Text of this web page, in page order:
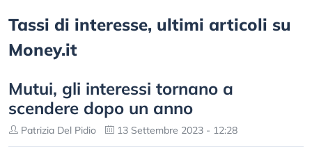
Tassi di interesse, ultimi articoli su
Money.it
Mutui, gli interessi tornano a
scendere dopo un anno
Patrizia Del Pidio 13 Settembre 2023 - 12:28